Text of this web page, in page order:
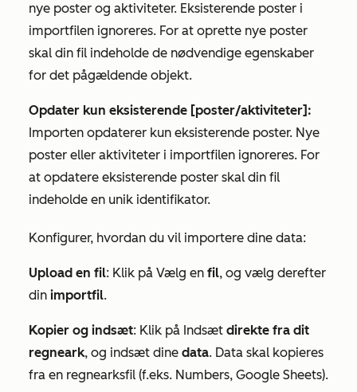
nye poster og aktiviteter. Eksisterende poster i
importfilen ignoreres. For at oprette nye poster
skal din fil indeholde de nødvendige egenskaber
for det pågældende objekt.
Opdater kun eksisterende [poster/aktiviteter]:
Importen opdaterer kun eksisterende poster. Nye
poster eller aktiviteter i importfilen ignoreres. For
at opdatere eksisterende poster skal din fil
indeholde en unik identifikator.
Konfigurer, hvordan du vil importere dine data:
Upload en fil: Klik på Vælg en fil, og vælg derefter
din importfil.
Kopier og indsæt: Klik på Indsæt direkte fra dit
regneark, og indsæt dine data. Data skal kopieres
fra en regnearksfil (f.eks. Numbers, Google Sheets).